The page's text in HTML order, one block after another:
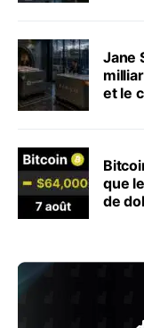
Jane
et le
que
de